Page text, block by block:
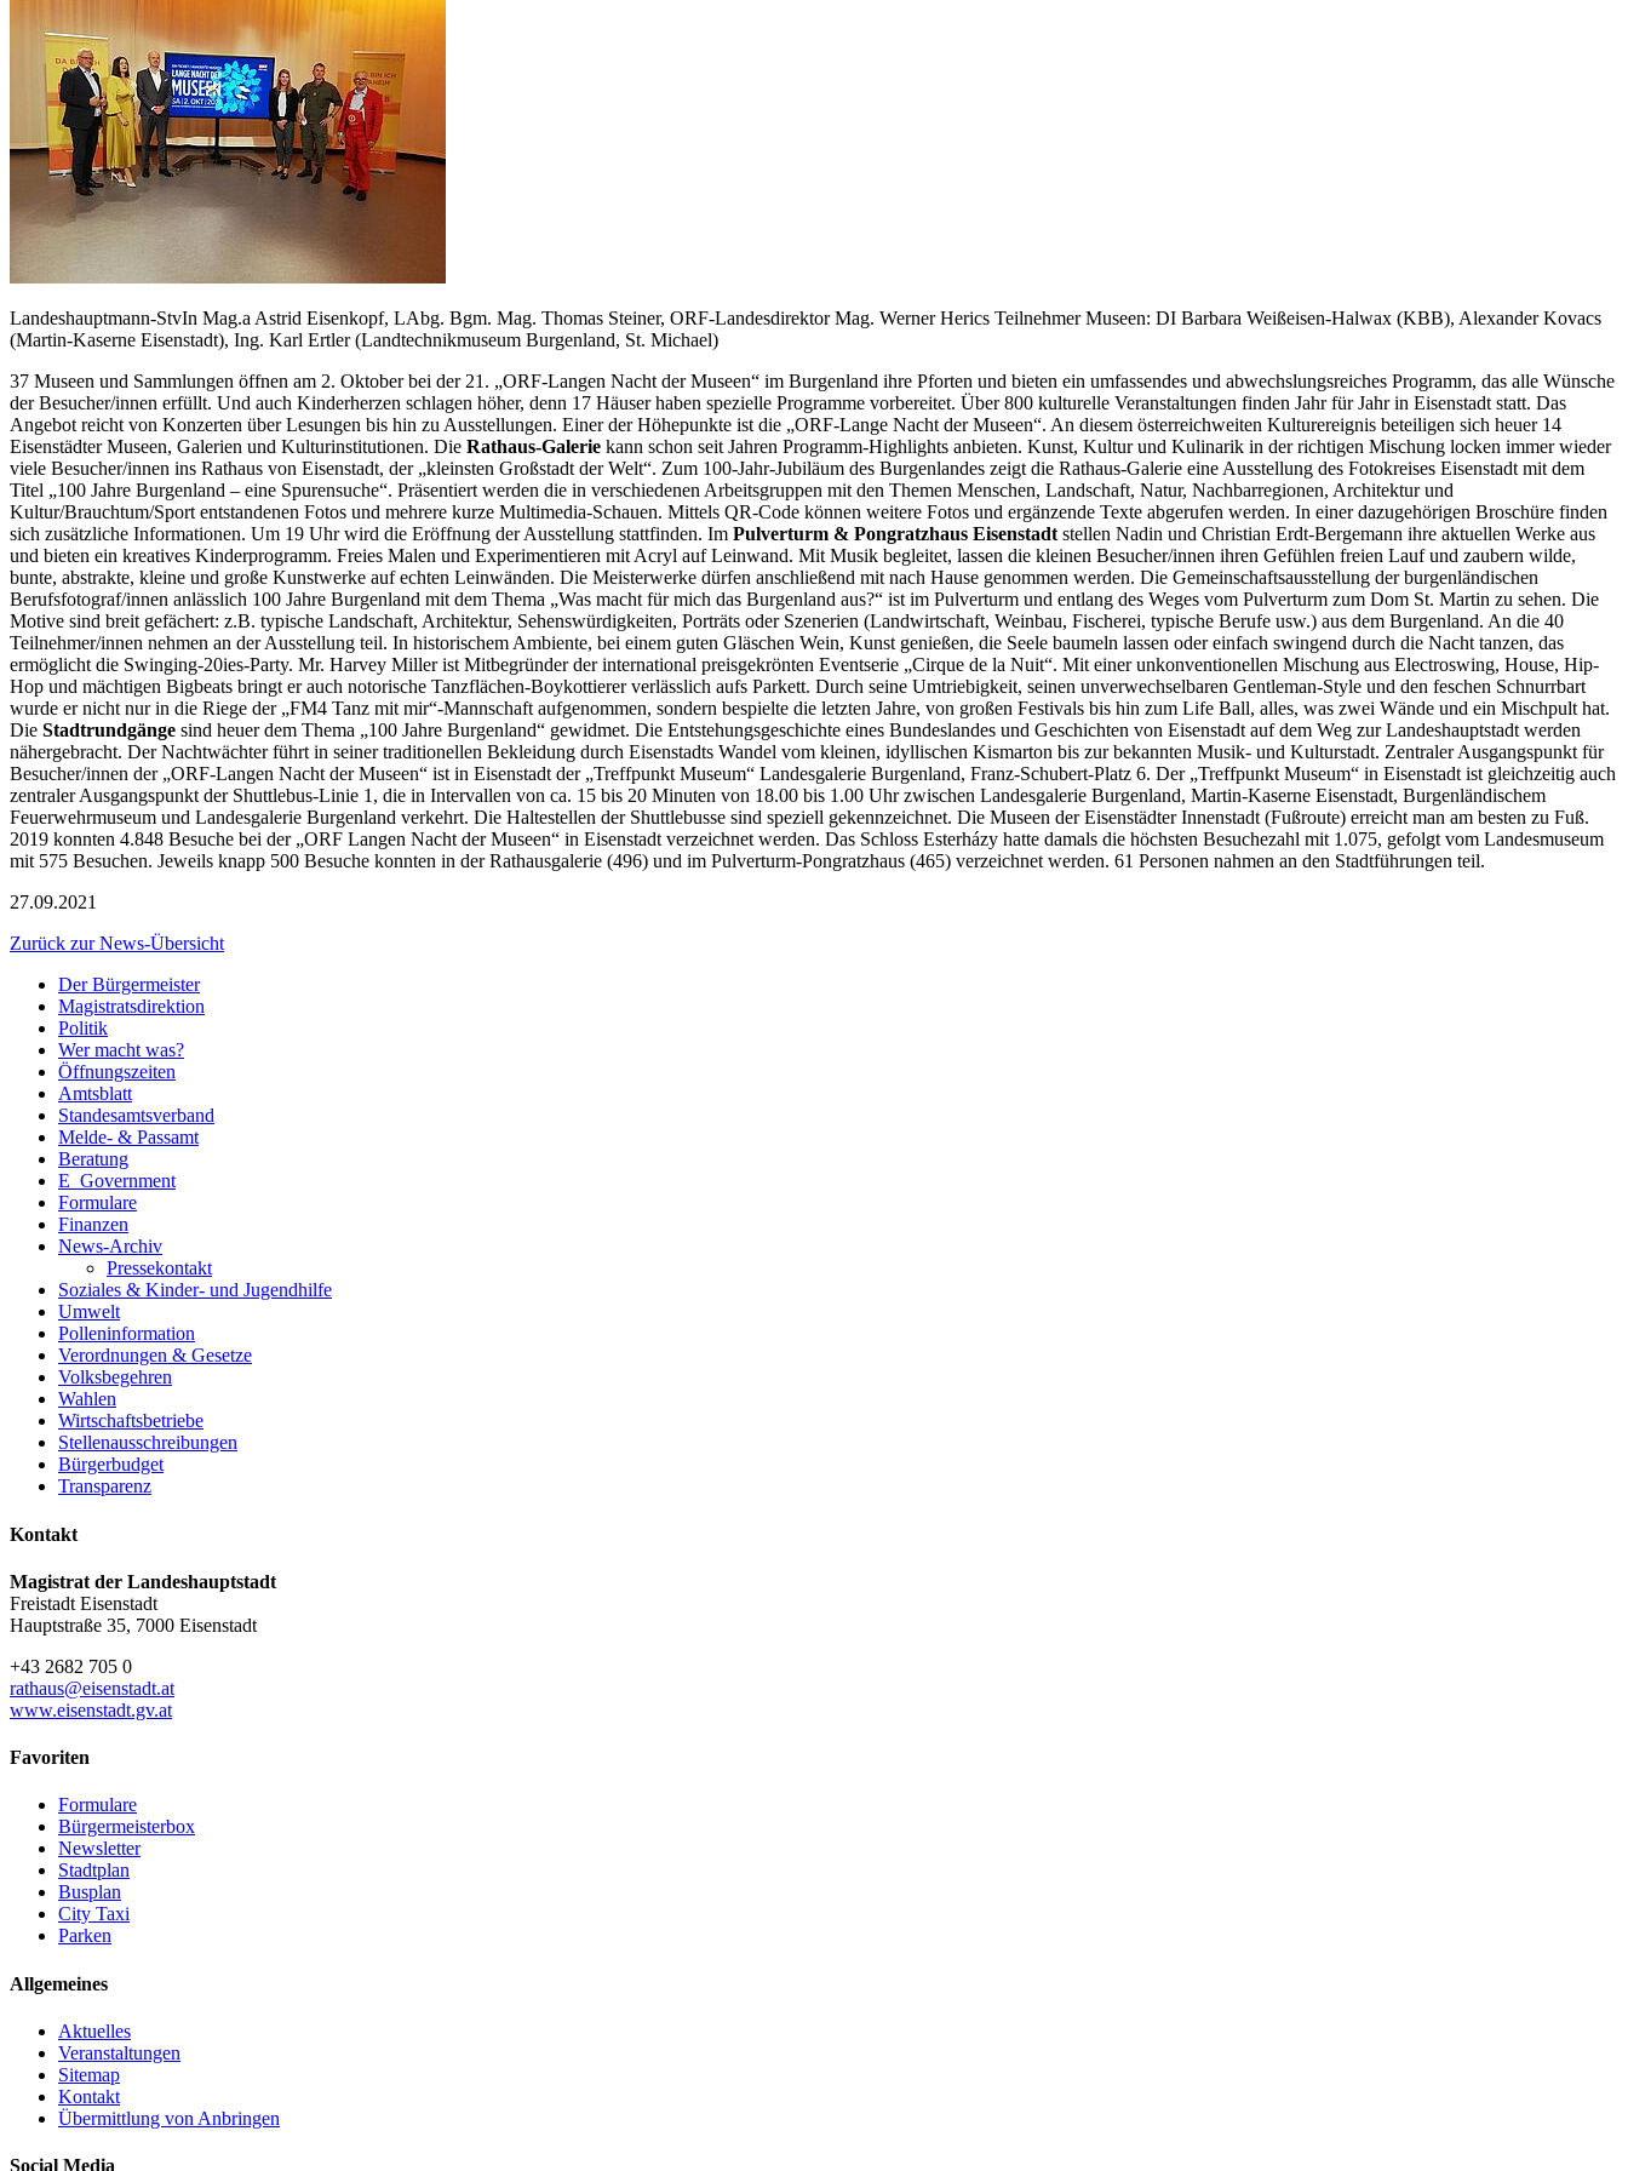
Landeshauptmann-StvIn Mag.a Astrid Eisenkopf, LAbg. Bgm. Mag. Thomas Steiner, ORF-Landesdirektor Mag. Werner Herics Teilnehmer Museen: DI Barbara Weißeisen-Halwax (KBB), Alexander Kovacs
(Martin-Kaserne Eisenstadt), Ing. Karl Ertler (Landtechnikmuseum Burgenland, St. Michael)
37 Museen und Sammlungen öffnen am 2. Oktober bei der 21. „ORF-Langen Nacht der Museen“ im Burgenland ihre Pforten und bieten ein umfassendes und abwechslungsreiches Programm, das alle Wünsche
der Besucher/innen erfüllt. Und auch Kinderherzen schlagen höher, denn 17 Häuser haben spezielle Programme vorbereitet. Über 800 kulturelle Veranstaltungen finden Jahr für Jahr in Eisenstadt statt. Das
Angebot reicht von Konzerten über Lesungen bis hin zu Ausstellungen. Einer der Höhepunkte ist die „ORF-Lange Nacht der Museen“. An diesem österreichweiten Kulturereignis beteiligen sich heuer 14
Eisenstädter Museen, Galerien und Kulturinstitutionen. Die Rathaus-Galerie kann schon seit Jahren Programm-Highlights anbieten. Kunst, Kultur und Kulinarik in der richtigen Mischung locken immer wieder
viele Besucher/innen ins Rathaus von Eisenstadt, der „kleinsten Großstadt der Welt“. Zum 100-Jahr-Jubiläum des Burgenlandes zeigt die Rathaus-Galerie eine Ausstellung des Fotokreises Eisenstadt mit dem
Titel „100 Jahre Burgenland – eine Spurensuche“. Präsentiert werden die in verschiedenen Arbeitsgruppen mit den Themen Menschen, Landschaft, Natur, Nachbarregionen, Architektur und
Kultur/Brauchtum/Sport entstandenen Fotos und mehrere kurze Multimedia-Schauen. Mittels QR-Code können weitere Fotos und ergänzende Texte abgerufen werden. In einer dazugehörigen Broschüre finden
sich zusätzliche Informationen. Um 19 Uhr wird die Eröffnung der Ausstellung stattfinden. Im Pulverturm & Pongratzhaus Eisenstadt stellen Nadin und Christian Erdt-Bergemann ihre aktuellen Werke aus
und bieten ein kreatives Kinderprogramm. Freies Malen und Experimentieren mit Acryl auf Leinwand. Mit Musik begleitet, lassen die kleinen Besucher/innen ihren Gefühlen freien Lauf und zaubern wilde,
bunte, abstrakte, kleine und große Kunstwerke auf echten Leinwänden. Die Meisterwerke dürfen anschließend mit nach Hause genommen werden. Die Gemeinschaftsausstellung der burgenländischen
Berufsfotograf/innen anlässlich 100 Jahre Burgenland mit dem Thema „Was macht für mich das Burgenland aus?“ ist im Pulverturm und entlang des Weges vom Pulverturm zum Dom St. Martin zu sehen. Die
Motive sind breit gefächert: z.B. typische Landschaft, Architektur, Sehenswürdigkeiten, Porträts oder Szenerien (Landwirtschaft, Weinbau, Fischerei, typische Berufe usw.) aus dem Burgenland. An die 40
Teilnehmer/innen nehmen an der Ausstellung teil. In historischem Ambiente, bei einem guten Gläschen Wein, Kunst genießen, die Seele baumeln lassen oder einfach swingend durch die Nacht tanzen, das
ermöglicht die Swinging-20ies-Party. Mr. Harvey Miller ist Mitbegründer der international preisgekrönten Eventserie „Cirque de la Nuit“. Mit einer unkonventionellen Mischung aus Electroswing, House, Hip-
Hop und mächtigen Bigbeats bringt er auch notorische Tanzflächen-Boykottierer verlässlich aufs Parkett. Durch seine Umtriebigkeit, seinen unverwechselbaren Gentleman-Style und den feschen Schnurrbart
wurde er nicht nur in die Riege der „FM4 Tanz mit mir“-Mannschaft aufgenommen, sondern bespielte die letzten Jahre, von großen Festivals bis hin zum Life Ball, alles, was zwei Wände und ein Mischpult hat.
Die Stadtrundgänge sind heuer dem Thema „100 Jahre Burgenland“ gewidmet. Die Entstehungsgeschichte eines Bundeslandes und Geschichten von Eisenstadt auf dem Weg zur Landeshauptstadt werden
nähergebracht. Der Nachtwächter führt in seiner traditionellen Bekleidung durch Eisenstadts Wandel vom kleinen, idyllischen Kismarton bis zur bekannten Musik- und Kulturstadt. Zentraler Ausgangspunkt für
Besucher/innen der „ORF-Langen Nacht der Museen“ ist in Eisenstadt der „Treffpunkt Museum“ Landesgalerie Burgenland, Franz-Schubert-Platz 6. Der „Treffpunkt Museum“ in Eisenstadt ist gleichzeitig auch
zentraler Ausgangspunkt der Shuttlebus-Linie 1, die in Intervallen von ca. 15 bis 20 Minuten von 18.00 bis 1.00 Uhr zwischen Landesgalerie Burgenland, Martin-Kaserne Eisenstadt, Burgenländischem
Feuerwehrmuseum und Landesgalerie Burgenland verkehrt. Die Haltestellen der Shuttlebusse sind speziell gekennzeichnet. Die Museen der Eisenstädter Innenstadt (Fußroute) erreicht man am besten zu Fuß.
2019 konnten 4.848 Besuche bei der „ORF Langen Nacht der Museen“ in Eisenstadt verzeichnet werden. Das Schloss Esterházy hatte damals die höchsten Besuchezahl mit 1.075, gefolgt vom Landesmuseum
mit 575 Besuchen. Jeweils knapp 500 Besuche konnten in der Rathausgalerie (496) und im Pulverturm-Pongratzhaus (465) verzeichnet werden. 61 Personen nahmen an den Stadtführungen teil.
27.09.2021
Zurück zur News-Übersicht
Der Bürgermeister
Magistratsdirektion
Politik
Wer macht was?
Öffnungszeiten
Amtsblatt
Standesamtsverband
Melde- & Passamt
Beratung
E_Government
Formulare
Finanzen
News-Archiv
Pressekontakt
Soziales & Kinder- und Jugendhilfe
Umwelt
Polleninformation
Verordnungen & Gesetze
Volksbegehren
Wahlen
Wirtschaftsbetriebe
Stellenausschreibungen
Bürgerbudget
Transparenz
Kontakt
Magistrat der Landeshauptstadt
Freistadt Eisenstadt
Hauptstraße 35, 7000 Eisenstadt
+43 2682 705 0
rathaus@eisenstadt.at
www.eisenstadt.gv.at
Favoriten
Formulare
Bürgermeisterbox
Newsletter
Stadtplan
Busplan
City Taxi
Parken
Allgemeines
Aktuelles
Veranstaltungen
Sitemap
Kontakt
Übermittlung von Anbringen
Social Media